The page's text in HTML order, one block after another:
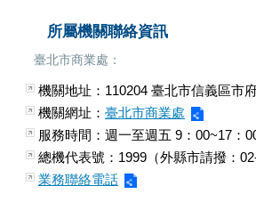
所屬機關聯絡資訊
臺北市商業處：
機關地址： 110204 臺北市信義區市
機關網址： 臺北市商業處
服務時間： 週一至週五 9：00~17：
總機代表號：1999（外縣市請撥：02-
業務聯絡電話